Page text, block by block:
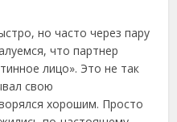
но часто через пару
что партнер
лицо». Это не так
свою
хорошим. Просто